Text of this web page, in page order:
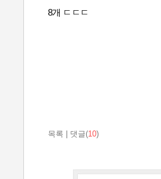
8개 ㄷㄷㄷ
목록 댓글(10)